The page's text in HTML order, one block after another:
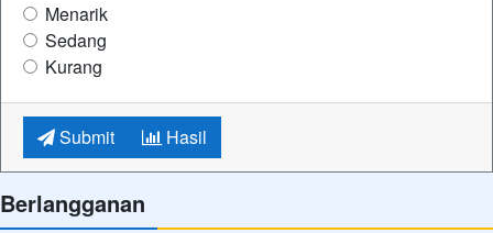
Menarik
Sedang
Kurang
Submit Hasil
Berlangganan